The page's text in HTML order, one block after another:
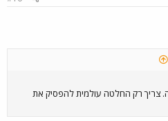
צריך רק החלטה עולמית להפסיק את